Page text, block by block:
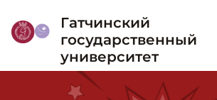
Гатчинский
государственный
университет